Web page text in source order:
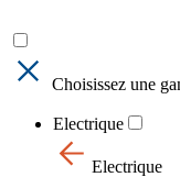
Choisissez une
Electrique
Electrique